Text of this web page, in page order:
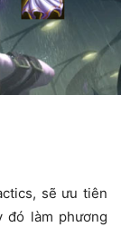
sẽ ưu tiên
đó làm phương